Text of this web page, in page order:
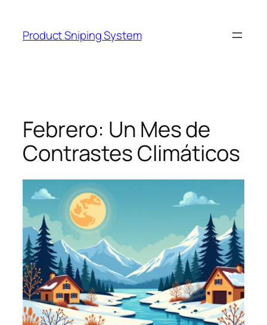
content
Product Sniping System
Febrero: Un Mes de
Contrastes Climáticos